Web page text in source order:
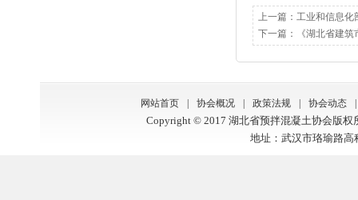
上一篇： 工业和信息化
下一篇：
《湖北省建
网站首页 协会概况 政策法规 协会动态
Copyright © 2017 湖北省预拌混凝土协会版权
地址：武汉市珞瑜路高